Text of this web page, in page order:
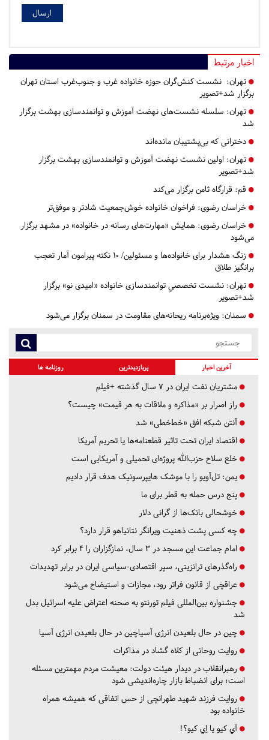
اخبار مرتبط
تهران: نشست کنش‌گران حوزه خانواده غرب و جنوب‌غرب استان تهران
برگزار شد+تصویر
تهران: سلسله نشست‌های نهضت آموزش و توانمندسازی بهشت برگزار
شد
دخترانی که بی‌پشتیبان مانده‌اند
تهران: اولین نشست نهضت آموزش و توانمندسازی بهشت برگزار
شد+تصویر
قم: قرارگاه ثامن برگزار می‌کند
خراسان رضوی: فراخوان خانواده خوش‌جمعیت شادتر و موفق‌تر
خراسان رضوی: همایش «مهارت‌های رسانه در خانواده» در مشهد برگزار
می‌شود
زنگ هشدار برای خانواده‌ها و مسئولین/ ۱۰ نکته پیرامون آمار تعجب
برانگیز طلاق
تهران: نشست‌ تخصصیِ توانمندسازی خانواده «امیدی نو» برگزار
شد+تصویر
سمنان: ویژه‌برنامه ریحانه‌های مقاومت در سمنان برگزار می‌شود
آخرین اخبار پربازدیدترین روزنامه ها
مشتریان نفت ایران در ۷ سال گذشته +فیلم
راز اصرار بر «مذاکره و ملاقات به هر قیمت» چیست؟
آنتن شبکه افق «خط‌خطی» شد
اقتصاد ایران تحت تاثیر قطعنامه‌ها یا تحریم‌ آمریکا
خلع سلاح حزب‌الله پروژه‌ای تحمیلی و آمریکایی است
یمن: تل‌آویو را با موشک هایپرسونیک هدف قرار دادیم
پنج درس‌ حمله به قطر برای ما
خوشحالی بانک‌ها از گرانی دلار
چه کسی پشت ذهنیت ویرانگر نتانیاهو قرار دارد؟
امام جماعت این مسجد در ۳ سال، نمازگزاران را ۴ برابر کرد
راه‌گذرهای ترانزیتی، سپر اقتصادی-سیاسی ایران در برابر تهدیدات
عراقچی از قانون فراتر رود، مجازات و استیضاح می‌شود
جشنواره بین‌المللی فیلم تورنتو به صحنه اعتراض علیه اسرائیل بدل
شد
چین در حال بلعیدن انرژی آسیاچین در حال بلعیدن انرژی آسیا
روایت روحانی از کلاه گشاد در مذاکرات
رهبرانقلاب در دیدار هیئت دولت: معیشت مردم مهمترین مسئله
است؛ برای انضباط بازار چاره‌اندیشی شود
روایت فرزند شهید طهرانچی از حس اتفاقی که همیشه همراه
خانواده بود
آي كيو يا اِي كيو؟!